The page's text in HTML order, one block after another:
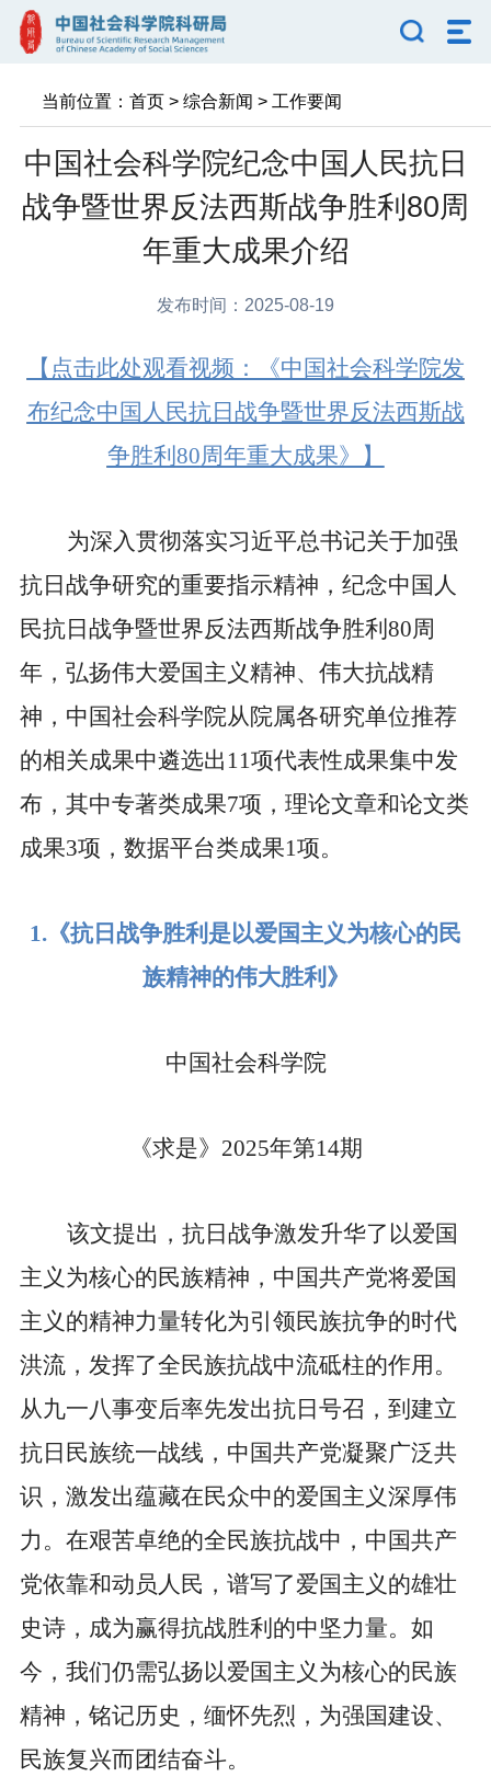
当前位置： 首页> 综合新闻 > 工作要闻
中国社会科学院纪念中国人民抗日
战争暨世界反法西斯战争胜利80周
年重大成果介绍
发布时间：2025-08-19
【点击此处观看视频：《中国社会科学院发
布纪念中国人民抗日战争暨世界反法西斯战
争胜利 80周年重大成果》】
为深入贯彻落实习近平总书记关于加强
抗日战争研究的重要指示精神，纪念中国人
民抗日战争暨世界反法西斯战争胜利 80周
年，弘扬伟大爱国主义精神、伟大抗战精
神，中国社会科学院从院属各研究单位推荐
的相关成果中遴选出 11项代表性成果集中发
布，其中专著类成果7项，理论文章和论文类
成果3项，数据平台类成果1项。
1. 《抗日战争胜利是以爱国主义为核心的民
族精神的伟大胜利》
中国社会科学院
《求是》 2025年第14期
该文提出，抗日战争激发升华了以爱国
主义为核心的民族精神，中国共产党将爱国
主义的精神力量转化为引领民族抗争的时代
洪流，发挥了全民族抗战中流砥柱的作用。
从九一八事变后率先发出抗日号召，到建立
抗日民族统一战线，中国共产党凝聚广泛共
识，激发出蕴藏在民众中的爱国主义深厚伟
力。在艰苦卓绝的全民族抗战中，中国共产
党依靠和动员人民，谱写了爱国主义的雄壮
史诗，成为赢得抗战胜利的中坚力量。如
今，我们仍需弘扬以爱国主义为核心的民族
精神，铭记历史，缅怀先烈，为强国建设、
民族复兴而团结奋斗。